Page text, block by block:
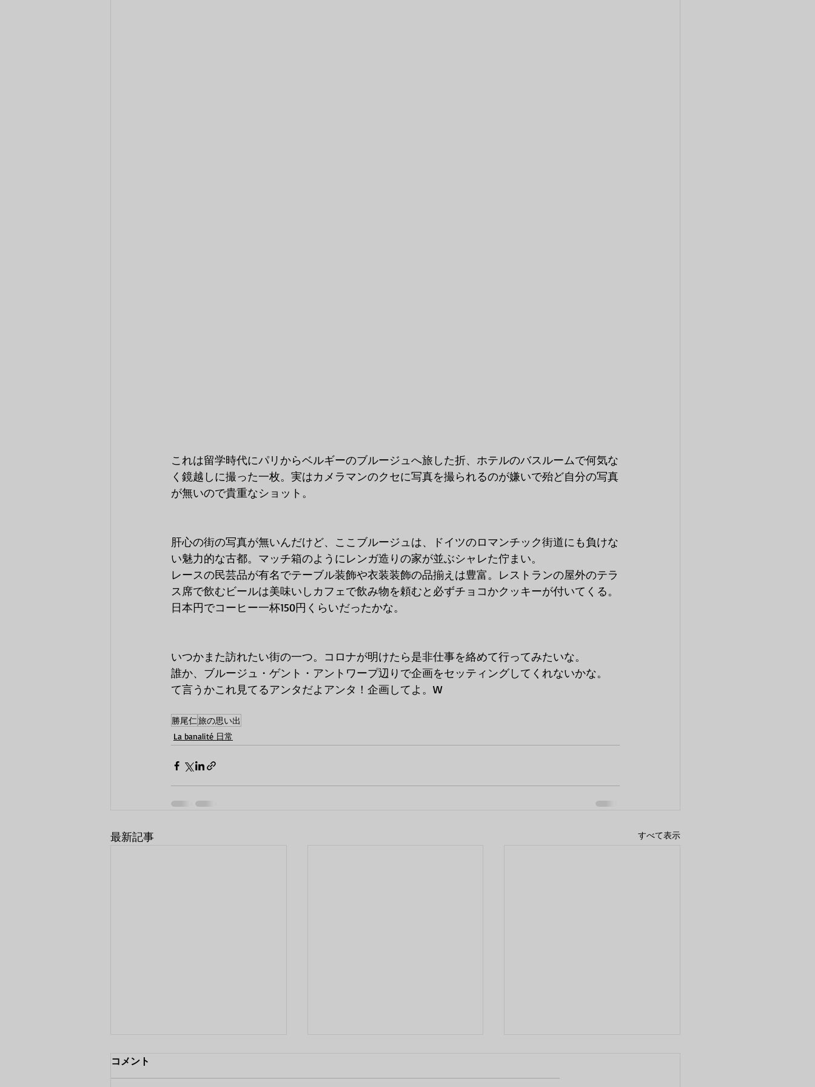
これは留学時代にパリからベルギーのブルージュへ旅した折、ホテルのバスルームで何気な
く鏡越しに撮った一枚。実はカメラマンのクセに写真を撮られるのが嫌いで殆ど自分の写真
が無いので貴重なショット。
肝心の街の写真が無いんだけど、ここブルージュは、ドイツのロマンチック街道にも負けな
い魅力的な古都。マッチ箱のようにレンガ造りの家が並ぶシャレた佇まい。
レースの民芸品が有名でテーブル装飾や衣装装飾の品揃えは豊富。レストランの屋外のテラ
ス席で飲むビールは美味いしカフェで飲み物を頼むと必ずチョコかクッキーが付いてくる。
日本円でコーヒー一杯150円くらいだったかな。
いつかまた訪れたい街の一つ。コロナが明けたら是非仕事を絡めて行ってみたいな。
誰か、ブルージュ・ゲント・アントワープ辺りで企画をセッティングしてくれないかな。
て言うかこれ見てるアンタだよアンタ！企画してよ。W
勝尾仁旅の思い出
La banalité 日常
最新記事 すべて表示
コメント